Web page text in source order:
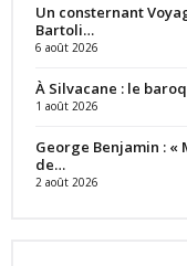
Un consternant
Bartoli…
6 août 2026
À Silvacane : le
1 août 2026
George Benjamin : «
de…
2 août 2026